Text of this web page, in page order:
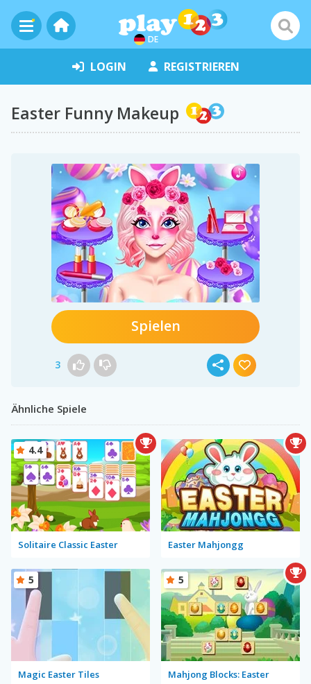
DE
LOGIN REGISTRIEREN
Easter Funny Makeup
Spielen
3
Ähnliche Spiele
Solitaire Classic Easter
4.4
Easter Mahjongg
Magic Easter Tiles
5
Mahjong Blocks: Easter
5